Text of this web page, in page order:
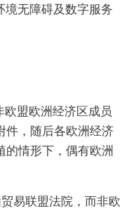
境无障碍及数字服务
欧盟欧洲经济区成员
件，随后各欧洲经济
情形下，偶有欧洲
易联盟法院，而非欧